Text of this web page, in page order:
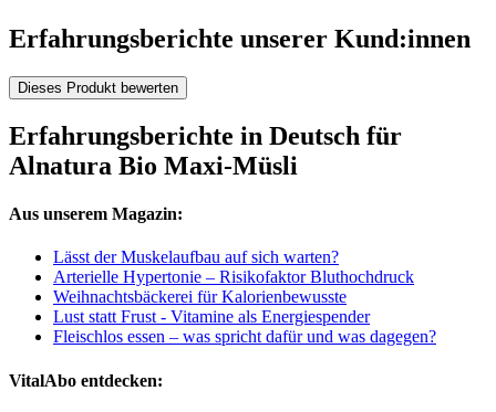
Erfahrungsberichte unserer Kund:innen
Dieses Produkt bewerten
Erfahrungsberichte in Deutsch für
Alnatura Bio Maxi-Müsli
Aus unserem Magazin:
Lässt der Muskelaufbau auf sich warten?
Arterielle Hypertonie – Risikofaktor Bluthochdruck
Weihnachtsbäckerei für Kalorienbewusste
Lust statt Frust - Vitamine als Energiespender
Fleischlos essen – was spricht dafür und was dagegen?
VitalAbo entdecken: